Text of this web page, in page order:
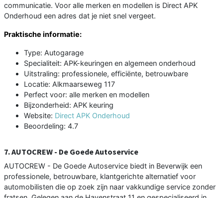
communicatie. Voor alle merken en modellen is Direct APK
Onderhoud een adres dat je niet snel vergeet.
Praktische informatie:
Type: Autogarage
Specialiteit: APK-keuringen en algemeen onderhoud
Uitstraling: professionele, efficiënte, betrouwbare
Locatie: Alkmaarseweg 117
Perfect voor: alle merken en modellen
Bijzonderheid: APK keuring
Website: Direct APK Onderhoud
Beoordeling: 4.7
7. AUTOCREW - De Goede Autoservice
AUTOCREW - De Goede Autoservice biedt in Beverwijk een
professionele, betrouwbare, klantgerichte alternatief voor
automobilisten die op zoek zijn naar vakkundige service zonder